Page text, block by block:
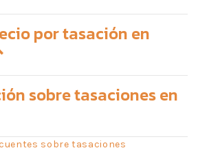
por tasación en
sobre tasaciones en
sobre tasaciones